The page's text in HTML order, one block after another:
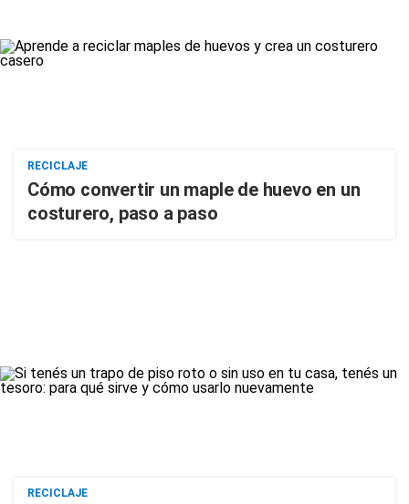
RECICLAJE
Cómo convertir un maple de huevo en un
costurero, paso a paso
RECICLAJE